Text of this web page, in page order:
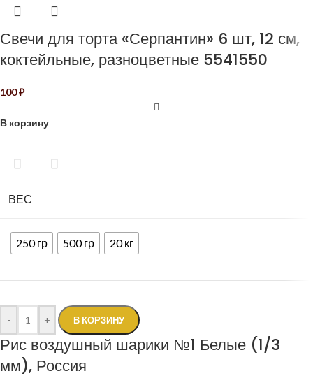
Свечи для торта «Серпантин» 6 шт, 12 см,
коктейльные, разноцветные 5541550
100₽
В корзину
ВЕС
250 гр 500 гр 20 кг
- + В КОРЗИНУ
Рис воздушный шарики №1 Белые (1/3
мм), Россия